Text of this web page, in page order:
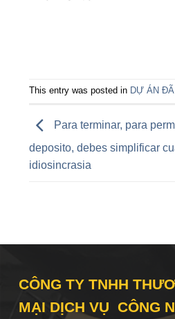
This entry was posted in DỰ ÁN
Para terminar, para
deposito, debes simplificar
idiosincrasia
CÔNG TY TNHH
MẠI DỊCH VỤ CÔNG